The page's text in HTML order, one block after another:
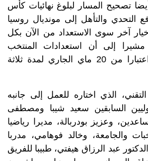
تصحيح المسار لبلوغ نهائيات كأس
التحدي والتأهل إلى مونديال روسيا
آخر سوى الاستعداد من الآن بكل
إلى أن استعدادات المنتخب
الوطني ستنطلق اعتبارا من 20 ماي الجاري لمدة ثلاثة
الذي اختاره للعمل إلى جانبه
السابقين سعيد شيبا ومصطفى
وعزيز بودربالة، مديرا رياضيا
والجامعة، وخالد فوهامي، مدربا
عبد الرزاق هيفتي، طبيبا للفريق